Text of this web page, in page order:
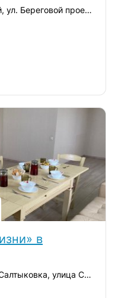
Королев, мкрн. Первомайский, ул. Береговой проезд, д.2
в
Моск. обл., г. Балашиха, мкр. Салтыковка, улица Средняя, дом 5